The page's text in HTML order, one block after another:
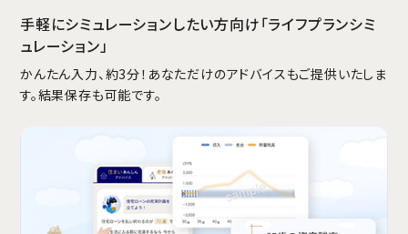
手軽にシミュレーションしたい方向け「ライフプランシミ
ュレーション」
かんたん入力、約3分！あなただけのアドバイスもご提供いたしま
す。結果保存も可能です。